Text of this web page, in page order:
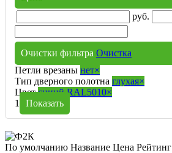
руб.
Очистки фильтра Очистка
Петли врезаны нет×
Тип дверного полотна глухая×
Цвет синий RAL5010×
1
Показать
По умолчанию Название Цена Рейтинг